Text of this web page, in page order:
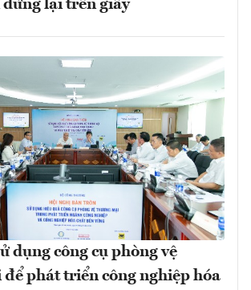
dừng lại trên giấy
dụng công cụ phòng vệ
phát triển công nghiệp hóa